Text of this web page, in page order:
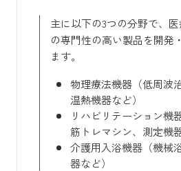
主に以下の3つの分野で、
の専門性の高い製品を開発
ます。
物理療法機器（低周波
温熱機器など）
リハビリテーション機
筋トレマシン、測定機
介護用入浴機器（機械
器など）